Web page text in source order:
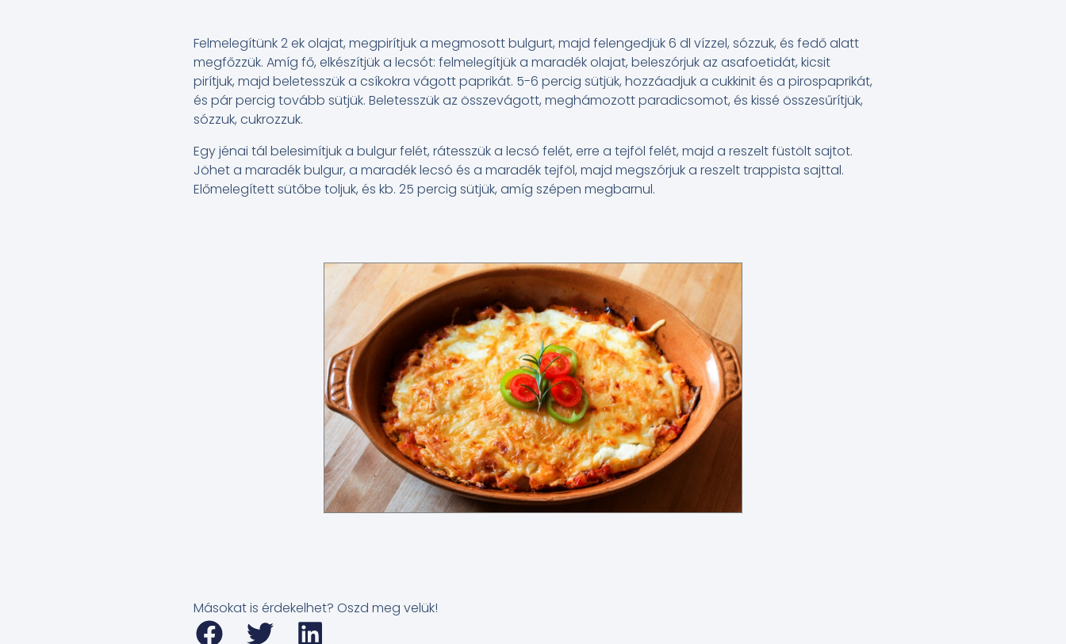
Felmelegítünk 2 ek olajat, megpirítjuk a megmosott bulgurt, majd felengedjük 6 dl vízzel, sózzuk, és fedő alatt
megfőzzük. Amíg fő, elkészítjük a lecsót: felmelegítjük a maradék olajat, beleszórjuk az asafoetidát, kicsit
pirítjuk, majd beletesszük a csíkokra vágott paprikát. 5-6 percig sütjük, hozzáadjuk a cukkinit és a pirospaprikát,
és pár percig tovább sütjük. Beletesszük az összevágott, meghámozott paradicsomot, és kissé összesűrítjük,
sózzuk, cukrozzuk.
Egy jénai tál belesimítjuk a bulgur felét, rátesszük a lecsó felét, erre a tejföl felét, majd a reszelt füstölt sajtot.
Jöhet a maradék bulgur, a maradék lecsó és a maradék tejföl, majd megszórjuk a reszelt trappista sajttal.
Előmelegített sütőbe toljuk, és kb. 25 percig sütjük, amíg szépen megbarnul.
Másokat is érdekelhet? Oszd meg velük!